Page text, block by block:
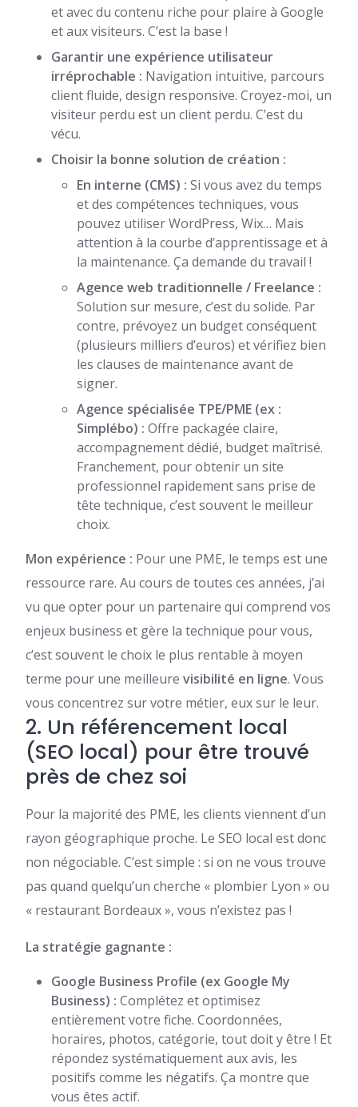
et avec du contenu riche pour plaire à Google
et aux visiteurs. C’est la base !
Garantir une expérience utilisateur
irréprochable : Navigation intuitive, parcours
client fluide, design responsive. Croyez-moi, un
visiteur perdu est un client perdu. C’est du
vécu.
Choisir la bonne solution de création :
En interne (CMS) : Si vous avez du temps
et des compétences techniques, vous
pouvez utiliser WordPress, Wix… Mais
attention à la courbe d’apprentissage et à
la maintenance. Ça demande du travail !
Agence web traditionnelle / Freelance :
Solution sur mesure, c’est du solide. Par
contre, prévoyez un budget conséquent
(plusieurs milliers d’euros) et vérifiez bien
les clauses de maintenance avant de
signer.
Agence spécialisée TPE/PME (ex :
Simplébo) : Offre packagée claire,
accompagnement dédié, budget maîtrisé.
Franchement, pour obtenir un site
professionnel rapidement sans prise de
tête technique, c’est souvent le meilleur
choix.
Mon expérience : Pour une PME, le temps est une
ressource rare. Au cours de toutes ces années, j’ai
vu que opter pour un partenaire qui comprend vos
enjeux business et gère la technique pour vous,
c’est souvent le choix le plus rentable à moyen
terme pour une meilleure visibilité en ligne. Vous
vous concentrez sur votre métier, eux sur le leur.
2. Un référencement local
(SEO local) pour être trouvé
près de chez soi
Pour la majorité des PME, les clients viennent d’un
rayon géographique proche. Le SEO local est donc
non négociable. C’est simple : si on ne vous trouve
pas quand quelqu’un cherche « plombier Lyon » ou
« restaurant Bordeaux », vous n’existez pas !
La stratégie gagnante :
Google Business Profile (ex Google My
Business) : Complétez et optimisez
entièrement votre fiche. Coordonnées,
horaires, photos, catégorie, tout doit y être ! Et
répondez systématiquement aux avis, les
positifs comme les négatifs. Ça montre que
vous êtes actif.